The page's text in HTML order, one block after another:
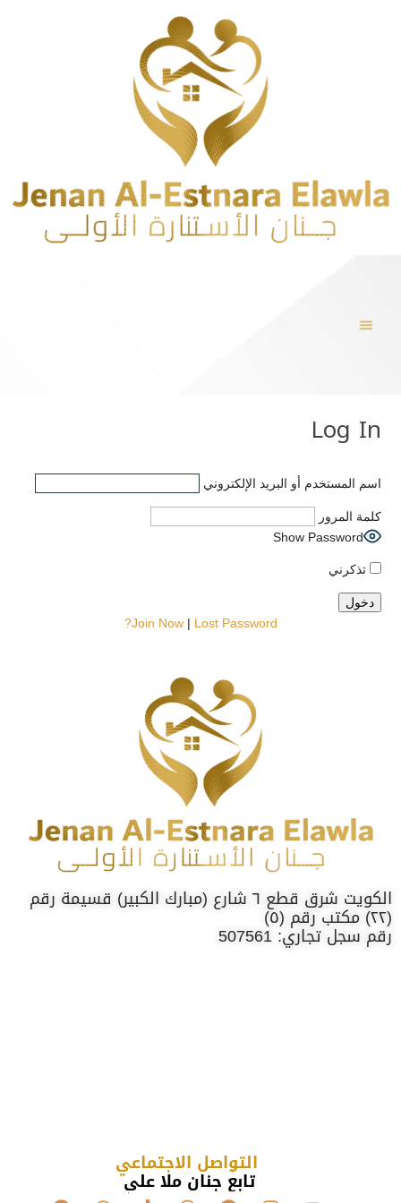
Log In
اسم المستخدم أو البريد الإلكتروني
كلمة المرور
Show Password
تذكرني
Join Now| Lost Password?
الكويت شرق قطع ٦ شارع (مبارك الكبير) قسيمة رقم
(٢٢) مكتب رقم (٥)
رقم سجل تجاري: 507561
التواصل الاجتماعي
تابع جنان ملا علي